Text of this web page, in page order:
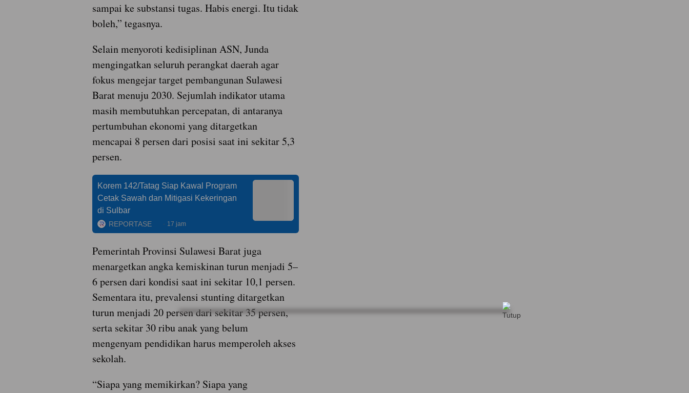
sampai ke substansi tugas. Habis energi. Itu tidak
boleh,” tegasnya.
Selain menyoroti kedisiplinan ASN, Junda
mengingatkan seluruh perangkat daerah agar
fokus mengejar target pembangunan Sulawesi
Barat menuju 2030. Sejumlah indikator utama
masih membutuhkan percepatan, di antaranya
pertumbuhan ekonomi yang ditargetkan
mencapai 8 persen dari posisi saat ini sekitar 5,3
persen.
Korem 142/Tatag Siap Kawal Program
Cetak Sawah dan Mitigasi Kekeringan
di Sulbar
REPORTASE 17 jam
Pemerintah Provinsi Sulawesi Barat juga
menargetkan angka kemiskinan turun menjadi 5–
6 persen dari kondisi saat ini sekitar 10,1 persen.
Sementara itu, prevalensi stunting ditargetkan
turun menjadi 20 persen dari sekitar 35 persen,
serta sekitar 30 ribu anak yang belum
mengenyam pendidikan harus memperoleh akses
sekolah.
“Siapa yang memikirkan? Siapa yang